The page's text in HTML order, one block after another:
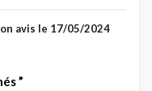
avis le 17/05/2024